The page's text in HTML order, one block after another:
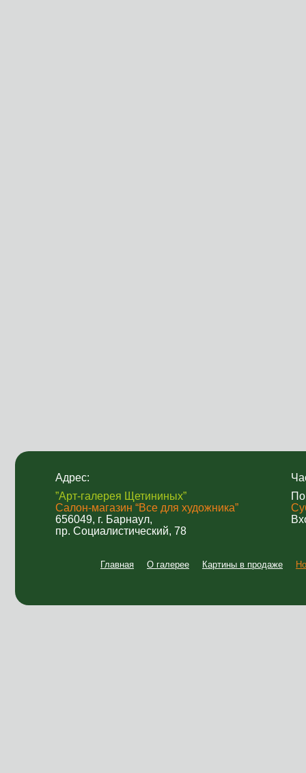
Адрес:
”Арт-галерея Щетининых”
Салон-магазин “Все для художника”
656049, г. Барнаул,
пр. Социалистический, 78
Главная О галерее Картины в продаже